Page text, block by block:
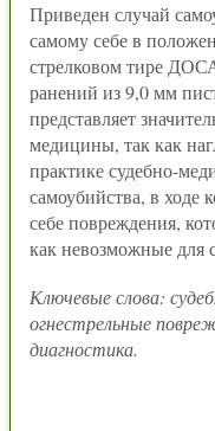
Приведен случай
самому себе в
стрелковом тире
ранений из 9,0 мм
представляет
медицины, так как
практике судебно-
самоубийства, в ходе
себе повреждения,
как невозможные для
Ключевые слова:
огнестрельные
диагностика.